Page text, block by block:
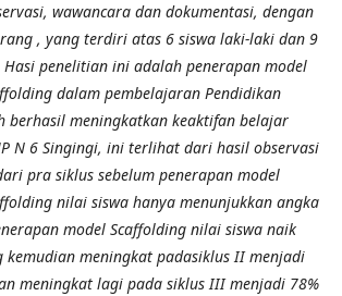
wawancara dan dokumentasi, dengan
, yang terdiri atas 6 siswa laki-laki dan 9
Hasi penelitian ini adalah penerapan model
dalam pembelajaran Pendidikan
berhasil meningkatkan keaktifan belajar
N 6 Singingi, ini terlihat dari hasil observasi
pra siklus sebelum penerapan model
nilai siswa hanya menunjukkan angka
model Scaffolding nilai siswa naik
kemudian meningkat padasiklus II menjadi
meningkat lagi pada siklus III menjadi 78%